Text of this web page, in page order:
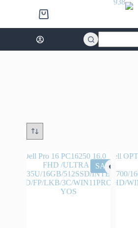
Shopping
cart
SALE